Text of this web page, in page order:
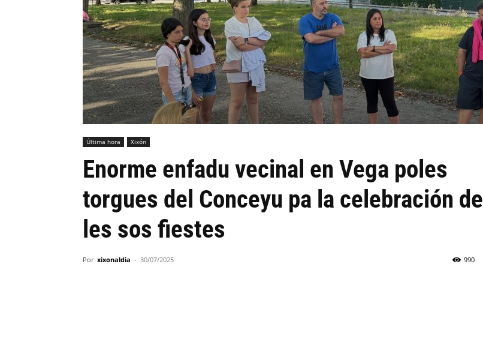
Última hora Xixón
Enorme enfadu vecinal en Vega poles
torgues del Conceyu pa la celebración de
les sos fiestes
Por xixonaldia - 30/07/2025 990